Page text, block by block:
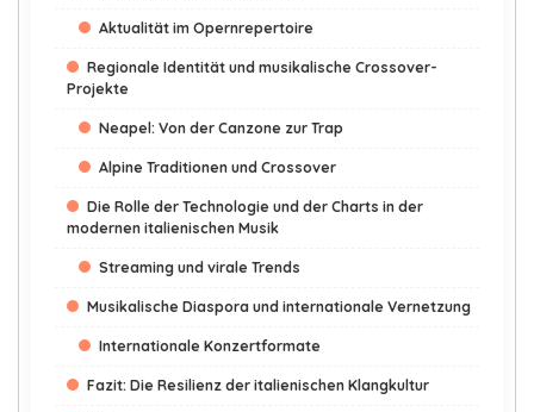
Aktualität im Opernrepertoire
Regionale Identität und musikalische Crossover-
Projekte
Neapel: Von der Canzone zur Trap
Alpine Traditionen und Crossover
Die Rolle der Technologie und der Charts in der
modernen italienischen Musik
Streaming und virale Trends
Musikalische Diaspora und internationale Vernetzung
Internationale Konzertformate
Fazit: Die Resilienz der italienischen Klangkultur